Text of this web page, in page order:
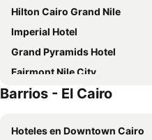
Hilton Cairo Grand Nile
Imperial Hotel
Grand Pyramids Hotel
Fairmont Nile City
Paradise Boutique Hotel
Pyramisa Suites Hotel Cairo
Barrios - El Cairo
Hoteles en Downtown Cairo